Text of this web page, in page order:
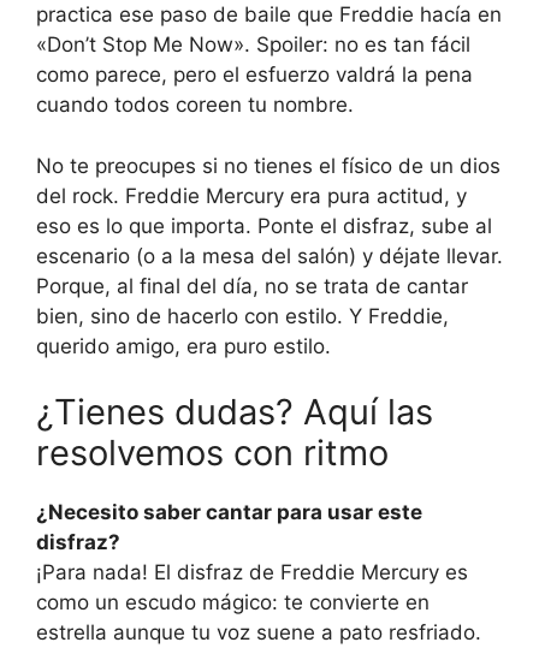
practica ese paso de baile que Freddie hacía en
«Don’t Stop Me Now». Spoiler: no es tan fácil
como parece, pero el esfuerzo valdrá la pena
cuando todos coreen tu nombre.
No te preocupes si no tienes el físico de un dios
del rock. Freddie Mercury era pura actitud, y
eso es lo que importa. Ponte el disfraz, sube al
escenario (o a la mesa del salón) y déjate llevar.
Porque, al final del día, no se trata de cantar
bien, sino de hacerlo con estilo. Y Freddie,
querido amigo, era puro estilo.
¿Tienes dudas? Aquí las
resolvemos con ritmo
¿Necesito saber cantar para usar este
disfraz?
¡Para nada! El disfraz de Freddie Mercury es
como un escudo mágico: te convierte en
estrella aunque tu voz suene a pato resfriado.